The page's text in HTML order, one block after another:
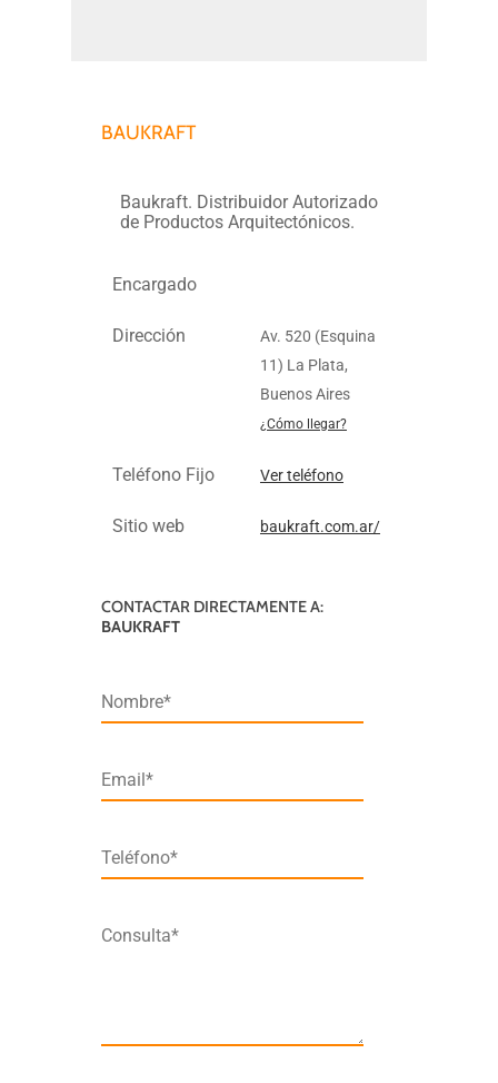
BAUKRAFT
Baukraft. Distribuidor Autorizado
de Productos Arquitectónicos.
Encargado
Dirección
Av. 520 (Esquina
11) La Plata,
Buenos Aires
¿Cómo llegar?
Teléfono Fijo Ver teléfono
Sitio web baukraft.com.ar/
CONTACTAR DIRECTAMENTE A:
BAUKRAFT
Nombre*
Email*
Teléfono*
Consulta*